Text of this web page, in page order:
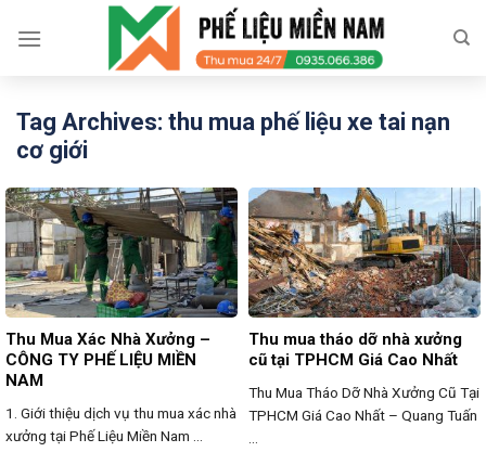
Tag Archives: thu mua phế liệu xe tai nạn
cơ giới
Thu Mua Xác Nhà Xưởng –
CÔNG TY PHẾ LIỆU MIỀN
NAM
1. Giới thiệu dịch vụ thu mua xác nhà
xưởng tại Phế Liệu Miền Nam ...
Thu mua tháo dỡ nhà xưởng
cũ tại TPHCM Giá Cao Nhất
Thu Mua Tháo Dỡ Nhà Xưởng Cũ Tại
TPHCM Giá Cao Nhất – Quang Tuấn